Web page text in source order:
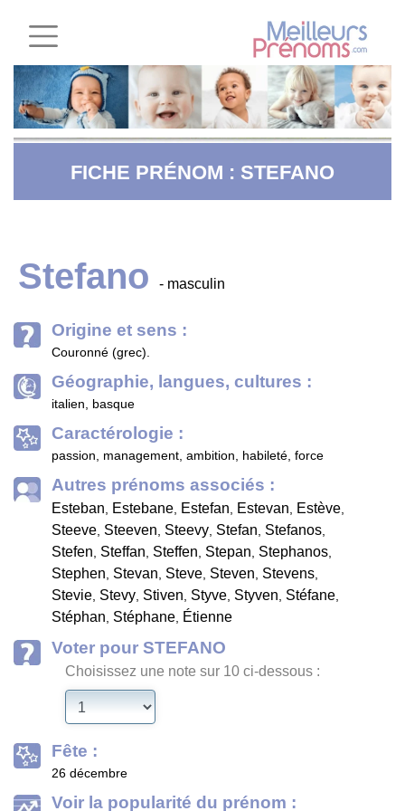
FICHE PRÉNOM : STEFANO
Stefano - masculin
Origine et sens :
Couronné (grec).
Géographie, langues, cultures :
italien, basque
Caractérologie :
passion, management, ambition, habileté, force
Autres prénoms associés :
Esteban, Estebane, Estefan, Estevan, Estève,
Steeve, Steeven, Steevy, Stefan, Stefanos,
Stefen, Steffan, Steffen, Stepan, Stephanos,
Stephen, Stevan, Steve, Steven, Stevens,
Stevie, Stevy, Stiven, Styve, Styven, Stéfane,
Stéphan, Stéphane, Étienne
Voter pour STEFANO
Choisissez une note sur 10 ci-dessous :
Fête :
26 décembre
Voir la popularité du prénom :